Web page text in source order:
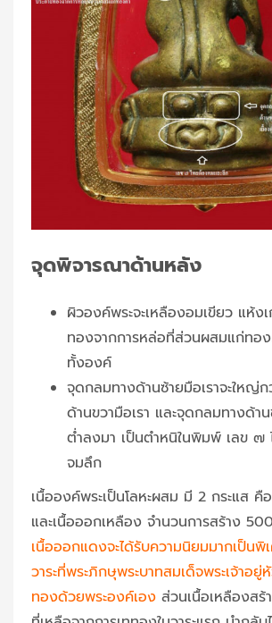
จุดพิจารณาด้านหลัง
ผิวองค์พระจะเหลืองอมเขียว แห้งเ
ทองจากการหล่อที่ส่วนผสมแก่ทอ
ทั้งองค์
จุดกลมทางด้านซ้ายมือเราจะใหญ่
ด้านขวามือเรา และจุดกลมทางด้า
ต่ำลงมา เป็นตำหนิในพิมพ์ เลข ๗
จมลึก
เนื้อองค์พระเป็นโลหะผสม มี 2 กระแส
และเนื้อออกเหลือง จำนวนการสร้าง
เนื้อออกแดงจะได้รับความนิยมมากเป็นพิ
วาระที่พระภิกษุพระบาทสมเด็จพระเจ้าอยู่
ทองด้วยพระองค์เอง ส่วนเนื้อเหลืองส